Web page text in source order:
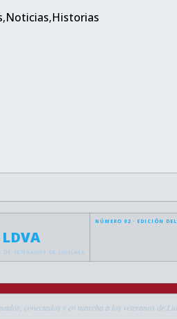
Noticias Historias
DE VETERANOS DE LUISIANA
NÚMERO 02 · EDICIÓN
conectados y en marcha a los veteranos de